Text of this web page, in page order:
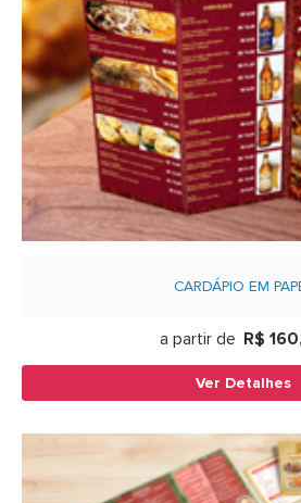
CARDÁPIO EM
a partir de R$
Ver Detalhes